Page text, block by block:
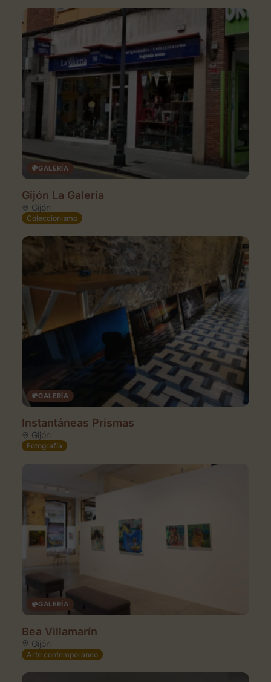
GALERÍA
Gijón La Galería
Gijón
Coleccionismo
GALERÍA
Instantáneas Prismas
Gijón
Fotografía
GALERÍA
Bea Villamarín
Gijón
Arte contemporáneo